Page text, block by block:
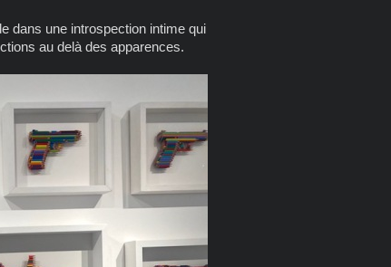
dans une introspection intime qui
au delà des apparences.